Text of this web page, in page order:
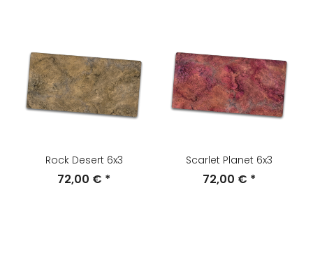
Rock Desert 6x3
72,00 € *
Scarlet Planet 6x3
72,00 € *